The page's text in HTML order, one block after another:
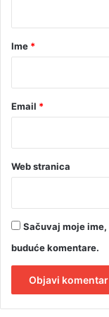
r
Ime *
Email *
Web stranica
Sačuvaj moje
buduće komentare.